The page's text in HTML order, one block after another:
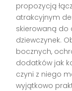
propozycją
atrakcyjnym
skierowaną do
dziewczynek.
bocznych,
dodatków jak
czyni z niego
wyjątkowo